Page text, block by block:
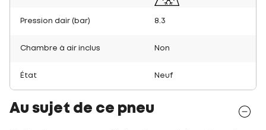
Pression dair (bar) 8.3
Chambre à air inclus Non
État Neuf
Au sujet de ce pneu